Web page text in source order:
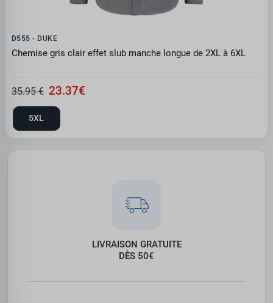
D555 - DUKE
Chemise gris clair effet slub manche longue de 2XL à 6XL
35.95 € 23.37€
5XL
LIVRAISON GRATUITE
DÈS 50€